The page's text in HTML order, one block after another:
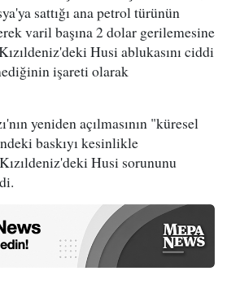
sattığı ana petrol türünün
varil başına 2 dolar gerilemesine
Husi ablukasını ciddi
işareti olarak
yeniden açılmasının "küresel
baskıyı kesinlikle
Husi sorununu